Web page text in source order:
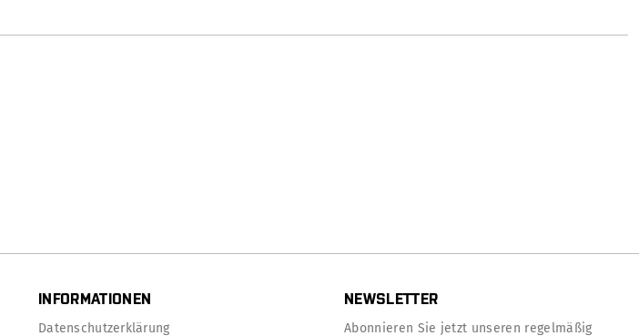
INFORMATIONEN
Datenschutzerklärung
NEWSLETTER
Abonnieren Sie jetzt unseren regelmäßig